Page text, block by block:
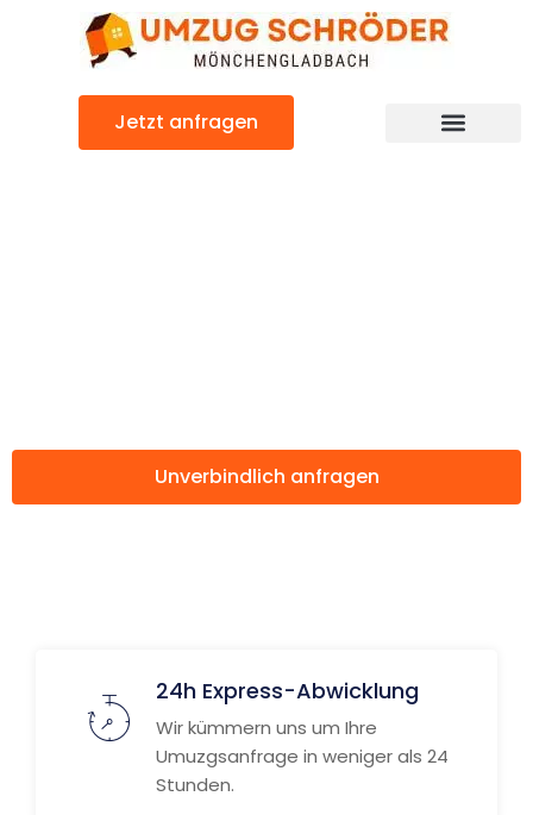
Jetzt anfragen
Unverbindlich anfragen
24h Express-Abwicklung
Wir kümmern uns um Ihre
Umuzgsanfrage in weniger als 24
Stunden.